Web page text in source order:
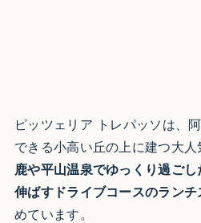
ピッツェリア トレパッソは、
できる小高い丘の上に建つ大人
鹿や平山温泉でゆっくり過ご
伸ばすドライブコースのランチ
めています。